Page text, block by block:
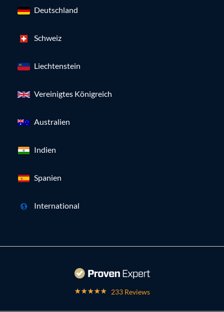
Deutschland
Schweiz
Liechtenstein
Vereinigtes Königreich
Australien
Indien
Spanien
International
233 Reviews